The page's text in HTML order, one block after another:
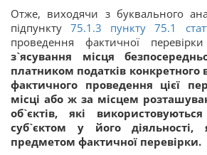
Отже, виходячи з буквального
підпункту75.1.3 пункту 75.1
проведення фактичної
з`ясування місця
платником податків конкретного
фактичного проведення цієї
місці або ж за місцем
об`єктів, які
суб`єктом у його діяльності,
предметом фактичної перевірки.